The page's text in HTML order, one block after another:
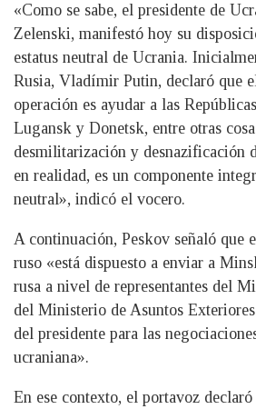
«Como se sabe, el presidente de
Zelenski, manifestó hoy su
estatus neutral de Ucrania.
Rusia, Vladímir Putin, declaró que
operación es ayudar a las
Lugansk y Donetsk, entre otras
desmilitarización y desnazificación
en realidad, es un componente
neutral», indicó el vocero.
A continuación, Peskov señaló que
ruso «está dispuesto a enviar a
rusa a nivel de representantes del
del Ministerio de Asuntos
del presidente para las
ucraniana».
En ese contexto, el portavoz